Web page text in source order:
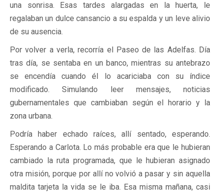
una sonrisa. Esas tardes alargadas en la huerta, le
regalaban un dulce cansancio a su espalda y un leve alivio
de su ausencia.
Por volver a verla, recorría el Paseo de las Adelfas. Día
tras día, se sentaba en un banco, mientras su antebrazo
se encendía cuando él lo acariciaba con su índice
modificado. Simulando leer mensajes, noticias
gubernamentales que cambiaban según el horario y la
zona urbana.
Podría haber echado raíces, allí sentado, esperando.
Esperando a Carlota. Lo más probable era que le hubieran
cambiado la ruta programada, que le hubieran asignado
otra misión, porque por allí no volvió a pasar y sin aquella
maldita tarjeta la vida se le iba. Esa misma mañana, casi